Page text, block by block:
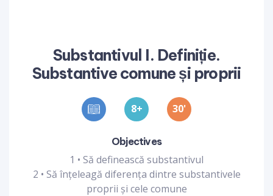
Substantivul I. Definiție.
Substantive comune și proprii
8 30'
Objectives
1 • Să definească substantivul
2 • Să înțeleagă diferența dintre substantivele
proprii și cele comune